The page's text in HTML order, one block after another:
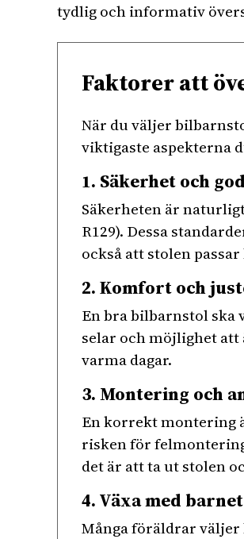
tydlig och informativ
Faktorer att
När du väljer
viktigaste aspekterna
1. Säkerhet och
Säkerheten är
R129). Dessa
också att stolen
2. Komfort och
En bra bilbarnstol ska
selar och möjlighet
varma dagar.
3. Montering och
En korrekt montering
risken för
det är att ta ut stolen
4. Växa med barnet
Många föräldrar